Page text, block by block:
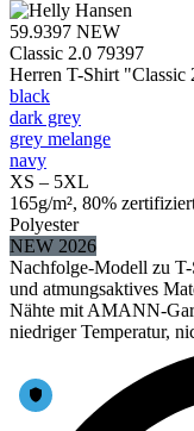
59.9397 NEW
Classic 2.0 79397
Herren T-Shirt "Classic
black
dark grey
grey melange
navy
XS – 5XL
165g/m², 80%
Polyester
NEW 2026
Nachfolge-Modell zu
und atmungsaktives
Nähte mit AMANN-
niedriger Temperatur,